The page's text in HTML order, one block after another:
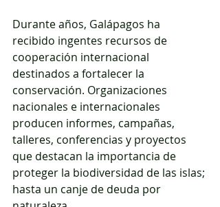
Durante años, Galápagos ha
recibido ingentes recursos de
cooperación internacional
destinados a fortalecer la
conservación. Organizaciones
nacionales e internacionales
producen informes, campañas,
talleres, conferencias y proyectos
que destacan la importancia de
proteger la biodiversidad de las islas;
hasta un canje de deuda por